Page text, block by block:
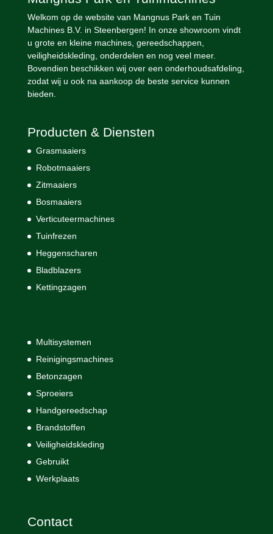
Welkom op de website van Mangnus Park en Tuin
Machines B.V. in Steenbergen! In onze showroom vindt
u grote en kleine machines, gereedschappen,
veiligheidskleding, onderdelen en nog veel meer.
Bovendien beschikken wij over een onderhoudsafdeling,
zodat wij u ook na aankoop de beste service kunnen
bieden.
Producten & Diensten
Grasmaaiers
Robotmaaiers
Zitmaaiers
Bosmaaiers
Verticuteermachines
Tuinfrezen
Heggenscharen
Bladblazers
Kettingzagen
Multisystemen
Reinigingsmachines
Betonzagen
Sproeiers
Handgereedschap
Brandstoffen
Veiligheidskleding
Gebruikt
Werkplaats
Contact